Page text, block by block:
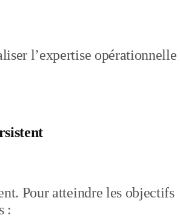
l’expertise opérationnelle
Pour atteindre les objectifs
: